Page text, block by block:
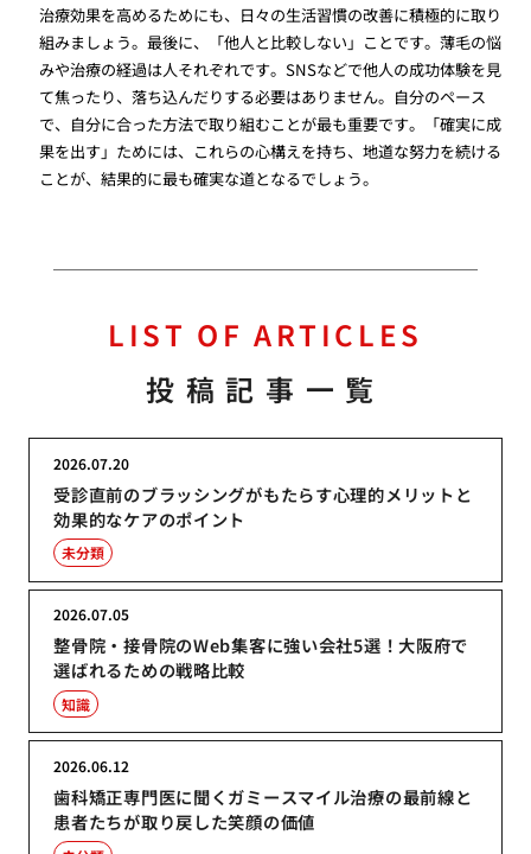
治療効果を高めるためにも、日々の生活習慣の改善に積極的に取り
組みましょう。最後に、「他人と比較しない」ことです。薄毛の悩
みや治療の経過は人それぞれです。SNSなどで他人の成功体験を見
て焦ったり、落ち込んだりする必要はありません。自分のペース
で、自分に合った方法で取り組むことが最も重要です。「確実に成
果を出す」ためには、これらの心構えを持ち、地道な努力を続ける
ことが、結果的に最も確実な道となるでしょう。
LIST OF ARTICLES
投稿記事一覧
受診直前のブラッシングがもたらす心理的メリットと
効果的なケアのポイント
2026.07.20
未分類
整骨院・接骨院のWeb集客に強い会社5選！大阪府で
選ばれるための戦略比較
2026.07.05
知識
歯科矯正専門医に聞くガミースマイル治療の最前線と
患者たちが取り戻した笑顔の価値
2026.06.12